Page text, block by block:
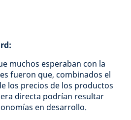
muchos esperaban con la
fueron que, combinados el
los precios de los productos
directa podrían resultar
en desarrollo.